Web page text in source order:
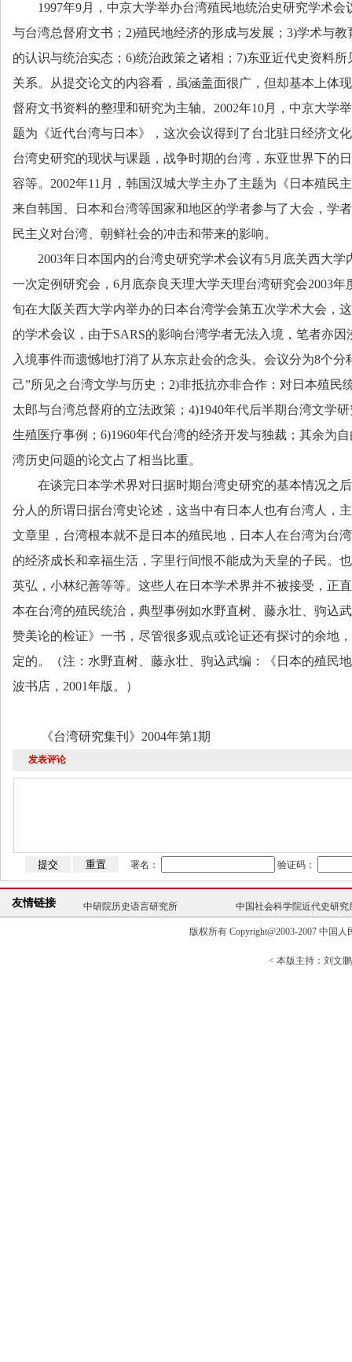
1997年9月，中京大学举办台湾殖民地统治史研究学术会
与台湾总督府文书； 2)殖民地经济的形成与发展； 3)学术与教
的认识与统治实态； 6)统治政策之诸相； 7)东亚近代史资料
关系。从提交论文的内容看，虽涵盖面很广，但却基本上体
督府文书资料的整理和研究为主轴。 2002年10月，中京大学
题为《近代台湾与日本》，这次会议得到了台北驻日经济文
台湾史研究的现状与课题，战争时期的台湾，东亚世界下的
容等。 2002年11 月，韩国汉城大学主办了主题为《日本殖民
来自韩国、日本和台湾等国家和地区的学者参与了大会，学
民主义对台湾、朝鲜社会的冲击和带来的影响。
2003年日本国内的台湾史研究学术会议有5月底关西大学
一次定例研究会， 6月底奈良天理大学天理台湾研究会2003年
旬在大阪关西大学内举办的日本台湾学会第五次学术大会，
的学术会议，由于SARS的影响台湾学者无法入境，笔者亦
入境事件而遗憾地打消了从东京赴会的念头。会议分为8个分
己”所见之台湾文学与历史； 2)非抵抗亦非合作：对日本殖民
太郎与台湾总督府的立法政策； 4)1940年代后半期台湾文学
生殖医疗事例； 6)1960年代台湾的经济开发与独裁；其余为
湾历史问题的论文占了相当比重。
在谈完日本学术界对日据时期台湾史研究的基本情况之
分人的所谓日据台湾史论述，这当中有日本人也有台湾人，
文章里，台湾根本就不是日本的殖民地，日本人在台湾为台
的经济成长和幸福生活，字里行间恨不能成为天皇的子民。
英弘，小林纪善等等。这些人在日本学术界并不被接受，正
本在台湾的殖民统治，典型事例如水野直树、藤永壮、驹
赞美论的检证》一书，尽管很多观点或论证还有探讨的余地
定的。（注：水野直树、藤永壮、驹込武编：《日本的殖
波书店， 2001年版。）
《台湾研究集刊》 2004年第1期
发表评论
署名： 验证码：
友情链接
台北故宫博物院
复旦大学历史地理研究中心
史学理论与史学史研究中心
中国高校人文社会
中研院历史语言研究所
中国社会科学院近代史研究
版权所有 Copyright@2003-2007 中国
< 本版主持：刘文